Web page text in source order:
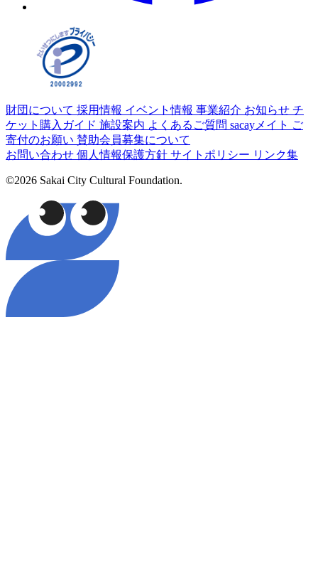
財団について 採用情報 イベント情報 事業紹介 お知らせ チ
ケット購入ガイド 施設案内 よくあるご質問 sacayメイト ご
寄付のお願い 賛助会員募集について
お問い合わせ 個人情報保護方針 サイトポリシー リンク集
©2026 Sakai City Cultural Foundation.